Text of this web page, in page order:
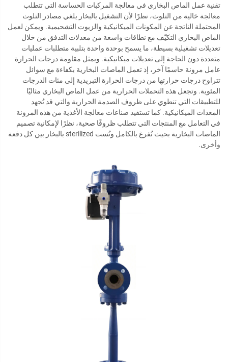
تقنية عمل الماص البخاري في معالجة المركبات الحساسة التي تتطلب
معالجة خالية من التلوث، نظرًا لأن التشغيل بالبخار يلغي مصادر التلوث
المحتملة الناتجة عن المكونات الميكانيكية والزيوت التشحيمية. ويمكن لعمل
الماص البخاري التكيّف مع نطاقات واسعة من معدلات التدفق من خلال
تعديلات تشغيلية بسيطة، ما يسمح بوحدة واحدة بتلبية متطلبات عمليات
متعددة دون الحاجة إلى تعديلات ميكانيكية. ويمثل مقاومة درجات الحرارة
عامل مرونة حاسمًا آخر، إذ تعمل الماصات البخارية بكفاءة مع سوائل
تتراوح درجات حرارتها من درجات الحرارة التبريدية إلى مئات الدرجات
المئوية. وتجعل هذه التحملات الحرارية من عمل الماص البخاري مثاليًا
للتطبيقات التي تنطوي على ظروف الصدمة الحرارية والتي قد تُجهد
المعدات الميكانيكية. كما تستفيد صناعات معالجة الأغذية من هذه المرونة
في التعامل مع المنتجات التي تتطلب ظروفًا صحية، نظرًا لإمكانية تصميم
الماصات البخارية بحيث تُفرغ بالكامل وتُست sterilized بالبخار بين كل دفعة
وأخرى.